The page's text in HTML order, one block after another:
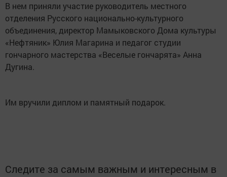
В нем приняли участие руководитель местного
отделения Русского национально-культурного
объединения, директор Мамыковского Дома культуры
«Нефтяник» Юлия Магарина и педагог студии
гончарного мастерства «Веселые гончарята» Анна
Дугина.
Им вручили диплом и памятный подарок.
Следите за самым важным и интересным в